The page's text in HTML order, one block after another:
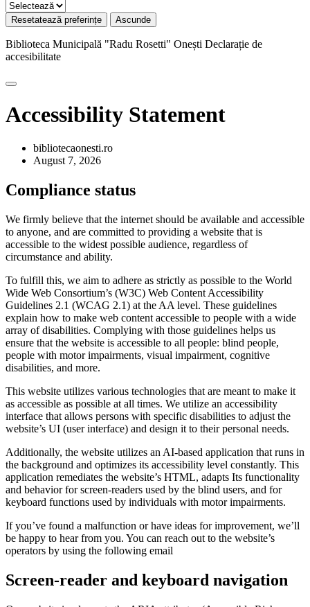
Resetatează preferințe Ascunde
Biblioteca Municipală "Radu Rosetti" Onești Declarație de
accesibilitate
Accessibility Statement
bibliotecaonesti.ro
August 7, 2026
Compliance status
We firmly believe that the internet should be available and accessible
to anyone, and are committed to providing a website that is
accessible to the widest possible audience, regardless of
circumstance and ability.
To fulfill this, we aim to adhere as strictly as possible to the World
Wide Web Consortium’s (W3C) Web Content Accessibility
Guidelines 2.1 (WCAG 2.1) at the AA level. These guidelines
explain how to make web content accessible to people with a wide
array of disabilities. Complying with those guidelines helps us
ensure that the website is accessible to all people: blind people,
people with motor impairments, visual impairment, cognitive
disabilities, and more.
This website utilizes various technologies that are meant to make it
as accessible as possible at all times. We utilize an accessibility
interface that allows persons with specific disabilities to adjust the
website’s UI (user interface) and design it to their personal needs.
Additionally, the website utilizes an AI-based application that runs in
the background and optimizes its accessibility level constantly. This
application remediates the website’s HTML, adapts Its functionality
and behavior for screen-readers used by the blind users, and for
keyboard functions used by individuals with motor impairments.
If you’ve found a malfunction or have ideas for improvement, we’ll
be happy to hear from you. You can reach out to the website’s
operators by using the following email
Screen-reader and keyboard navigation